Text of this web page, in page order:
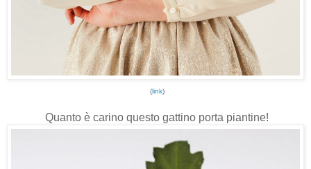
(link)
Quanto è carino questo gattino porta piantine!